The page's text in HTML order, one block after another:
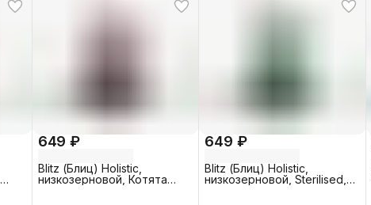
649 ₽
Blitz (Блиц) Holistic,
низкозерновой, Котята
649 ₽
Blitz (Блиц) Holistic,
низкозерновой, Sterilised,